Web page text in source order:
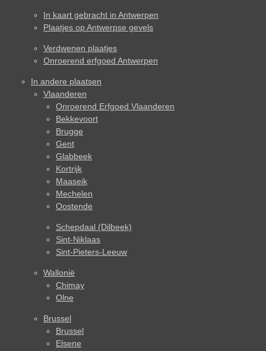
In kaart gebracht in Antwerpen
Plaatjes op Antwerpse gevels
Verdwenen plaatjes
Onroerend erfgoed Antwerpen
In andere plaatsen
Vlaanderen
Onroerend Erfgoed Vlaanderen
Bekkevoort
Brugge
Gent
Glabbeek
Kortrijk
Maaseik
Mechelen
Oostende
Schepdaal (Dilbeek)
Sint-Niklaas
Sint-Pieters-Leeuw
Wallonië
Chimay
Olne
Brussel
Brussel
Elsene